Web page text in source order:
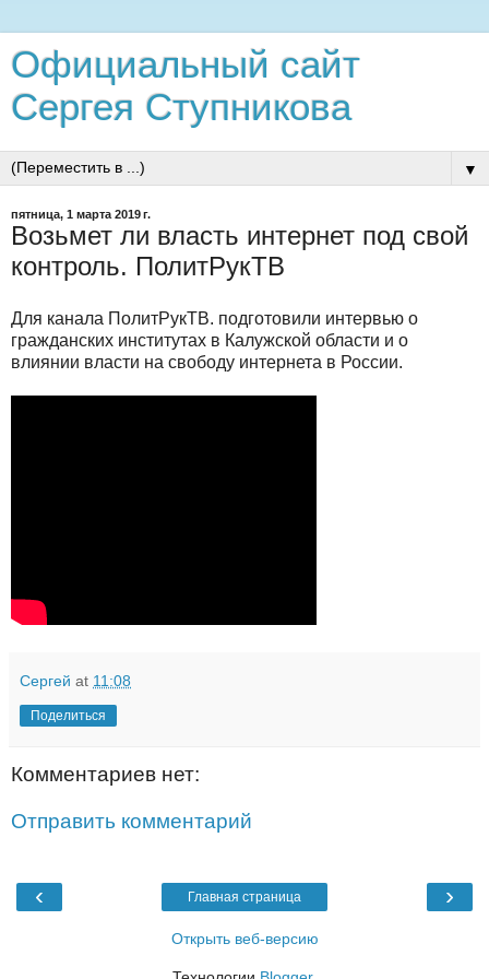
Официальный сайт
Сергея Ступникова
▼
пятница, 1 марта 2019 г.
Возьмет ли власть интернет под свой
контроль. ПолитРукТВ
Для канала ПолитРукТВ. подготовили интервью о
гражданских институтах в Калужской области и о
влиянии власти на свободу интернета в России.
Сергей at 11:08
Поделиться
Комментариев нет:
Отправить комментарий
‹ ›
Главная страница
Открыть веб-версию